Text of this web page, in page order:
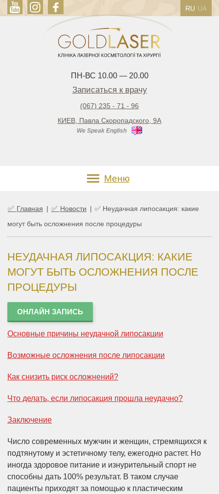
RU UA
ПН-ВС 10.00 — 20.00
Записаться к врачу
(067) 235 - 71 - 96
КИЕВ, Павла Скоропадского, 9А
We Speak English
Меню
✅ Главная | ✅ Новости | ✅ Неудачная липосакция: какие
могут быть осложнения после процедуры
НЕУДАЧНАЯ ЛИПОСАКЦИЯ: КАКИЕ
МОГУТ БЫТЬ ОСЛОЖНЕНИЯ ПОСЛЕ
ПРОЦЕДУРЫ
ОНЛАЙН ЗАПИСЬ
Основные причины неудачной липосакции
Возможные осложнения после липосакции
Как снизить риск осложнений?
Что делать, если липосакция прошла неудачно?
Заключение
Число современных мужчин и женщин, стремящихся к
подтянутому и эстетичному телу, ежегодно растет. Но
иногда здоровое питание и изнурительный спорт не
способны дать 100% результат. В таком случае
пациенты приходят за помощью к пластическим